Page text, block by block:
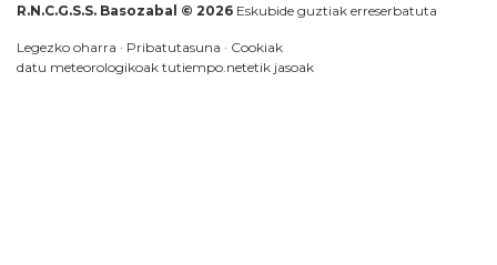
R.N.C.G.S.S. Basozabal © 2026 Eskubide guztiak erreserbatuta
Legezko oharra · Pribatutasuna · Cookiak
datu meteorologikoak tutiempo.netetik jasoak